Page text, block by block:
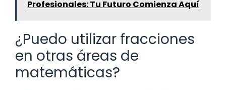
Profesionales: Tu Futuro Comienza Aquí
¿Puedo utilizar fracciones
en otras áreas de
matemáticas?